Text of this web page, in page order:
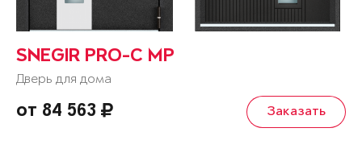
SNEGIR PRO-C MP
Дверь для дома
от 84 563 Заказать